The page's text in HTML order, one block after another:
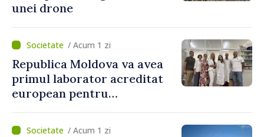
unei drone
/ Acum 1 zi
Republica Moldova va avea
primul laborator acreditat
european pentru
viței-de-vie
/ Acum 1 zi